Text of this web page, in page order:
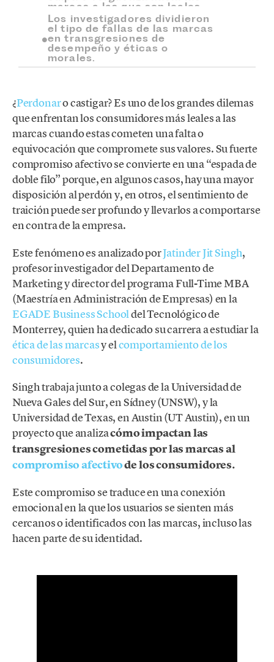
marcas a las que son leales.
Los investigadores dividieron
el tipo de fallas de las marcas
en transgresiones de
desempeño y éticas o
morales.
¿Perdonaro castigar? Es uno de los grandes dilemas
que enfrentan los consumidores más leales a las
marcas cuando estas cometen una falta o
equivocación que compromete sus valores. Su fuerte
compromiso afectivo se convierte en una “espada de
doble filo” porque, en algunos casos, hay una mayor
disposición al perdón y, en otros, el sentimiento de
traición puede ser profundo y llevarlos a comportarse
en contra de la empresa.
Este fenómeno es analizado porJatinder Jit Singh,
profesor investigador del Departamento de
Marketing y director del programa Full-Time MBA
(Maestría en Administración de Empresas) en la
EGADE Business Schooldel Tecnológico de
Monterrey, quien ha dedicado su carrera a estudiar la
ética de las marcasy elcomportamiento de los
consumidores.
Singh trabaja junto a colegas de la Universidad de
Nueva Gales del Sur, en Sídney (UNSW), y la
Universidad de Texas, en Austin (UT Austin), en un
proyecto que analizacómo impactan las
transgresiones cometidas por las marcas al
compromiso afectivode los consumidores.
Este compromiso se traduce en una conexión
emocional en la que los usuarios se sienten más
cercanos o identificados con las marcas, incluso las
hacen parte de su identidad.